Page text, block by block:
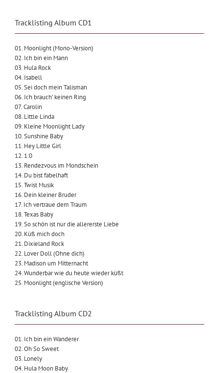
Tracklisting Album CD1
01. Moonlight (Mono-Version)
02. Ich bin ein Mann
03. Hula Rock
04. Isabell
05. Sei doch mein Talisman
06. Ich brauch’ keinen Ring
07. Carolin
08. Little Linda
09. Kleine Moonlight Lady
10. Sunshine Baby
11. Hey Little Girl
12. 1:0
13. Rendezvous im Mondschein
14. Du bist fabelhaft
15. Twist Musik
16. Dein kleiner Bruder
17. Ich vertraue dem Traum
18. Texas Baby
19. So schön ist nur die allererste Liebe
20. Küß mich doch
21. Dixieland Rock
22. Lover Doll (Ohne dich)
23. Madison um Mitternacht
24. Wunderbar wie du heute wieder küßt
25. Moonlight (englische Version)
Tracklisting Album CD2
01. Ich bin ein Wanderer
02. Oh So Sweet
03. Lonely
04. Hula Moon Baby